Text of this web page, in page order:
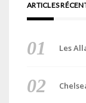
ARTICLES
Les